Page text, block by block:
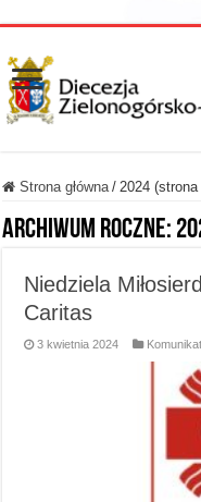
Strona główna / 2024 (strona
Archiwum roczne:
Niedziela
Caritas
3 kwietnia 2024